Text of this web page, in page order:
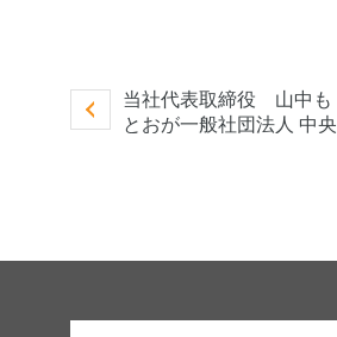
当社代表取締役 山中も
とおが一般社団法人 中央